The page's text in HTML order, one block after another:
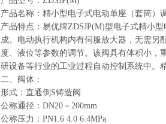
产品名称：精小型电子式电动单座（套筒）
产品特点：易优牌ZDSJP(M)型电子式精小型
成。电动执行机构内有伺服放大器，无需另
度、液位等参数的调节。该阀具有体积小，
研设备等行业的工业过程自动控制系统中。
二、阀体：
形式：直通倒 S铸造阀
公称通径： DN20 － 200mm
公称压力： PN1.6 4.0 6.4MPa